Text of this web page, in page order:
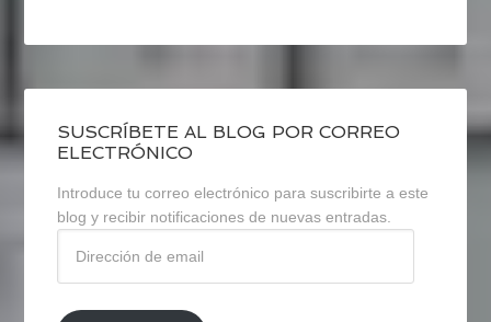
SUSCRÍBETE AL BLOG POR CORREO
ELECTRÓNICO
Introduce tu correo electrónico para suscribirte a este
blog y recibir notificaciones de nuevas entradas.
email